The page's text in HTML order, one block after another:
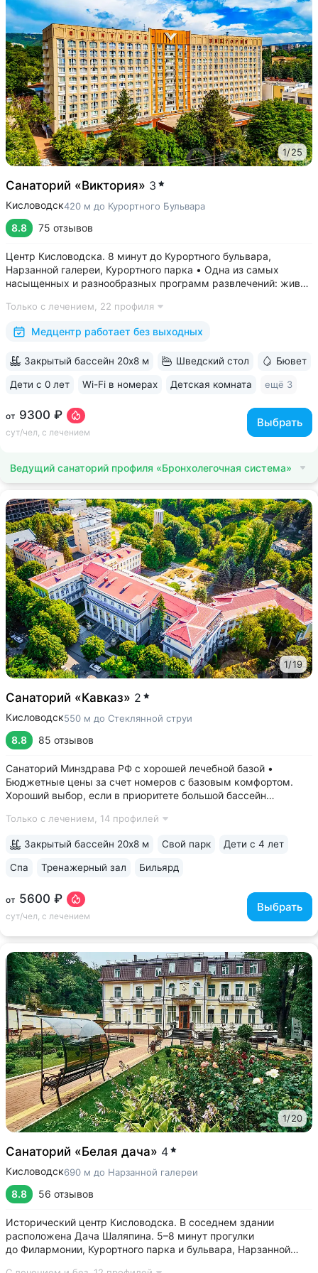
1/25
Санаторий «Виктория» 3
Кисловодск420 м до Курортного Бульвара
8.8 75 отзывов
Центр Кисловодска. 8 минут до Курортного бульвара,
Нарзанной галереи, Курортного парка • Одна из самых
насыщенных и разнообразных программ развлечений: живая
стендап, мастер-классы по рисованию «эбру» и танцам
(бачата, восточные танцы)....
Только с лечением, 22 профиля
Медцентр работает без выходных
от 9300 ₽
сут/чел, с лечением
Выбрать
Закрытый бассейн 20х8 м Шведский стол Бювет
Дети с 0 лет Wi-Fi в номерах Детская комната ещё 3
Ведущий санаторий профиля «Бронхолегочная система»
1/19
Санаторий «Кавказ» 2
Кисловодск550 м до Стеклянной струи
8.8 85 отзывов
Санаторий Минздрава РФ с хорошей лечебной базой •
Бюджетные цены за счет номеров с базовым комфортом.
Хороший выбор, если в приоритете большой бассейн
с усадьбой художника Ярошенко: 8 минут до входа
Только с лечением, 14 профилей
от 5600 ₽
сут/чел, с лечением
Выбрать
Закрытый бассейн 20х8 м Свой парк Дети с 4 лет
Спа Тренажерный зал Бильярд
1/20
Санаторий «Белая дача» 4
Кисловодск690 м до Нарзанной галереи
8.8 56 отзывов
Исторический центр Кисловодска. В соседнем здании
расположена Дача Шаляпина. 5–8 минут прогулки
до Филармонии, Курортного парка и бульвара, Нарзанной